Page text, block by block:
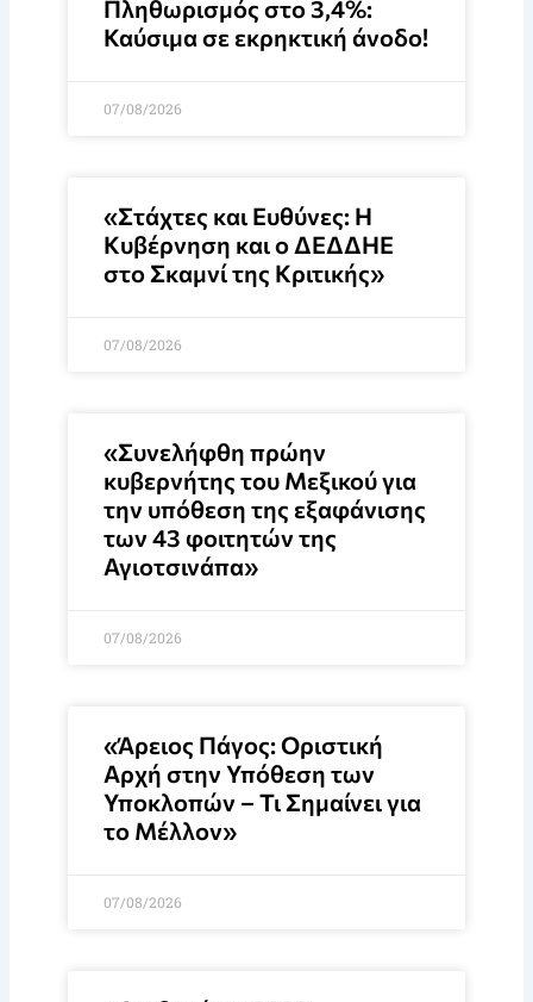
Πληθωρισμός στο 3,4%:
Καύσιμα σε εκρηκτική άνοδο!
07/08/2026
«Στάχτες και Ευθύνες: Η
Κυβέρνηση και ο ΔΕΔΔΗΕ
στο Σκαμνί της Κριτικής»
07/08/2026
«Συνελήφθη πρώην
κυβερνήτης του Μεξικού για
την υπόθεση της εξαφάνισης
των 43 φοιτητών της
Αγιοτσινάπα»
07/08/2026
«Άρειος Πάγος: Οριστική
Αρχή στην Υπόθεση των
Υποκλοπών – Τι Σημαίνει για
το Μέλλον»
07/08/2026